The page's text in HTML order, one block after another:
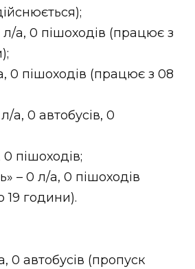
л/а, 0 пішоходів (працює з
0 пішоходів (працює з 08
а, 0 автобусів, 0
пішоходів;
– 0 л/а, 0 пішоходів
години).
0 автобусів (пропуск